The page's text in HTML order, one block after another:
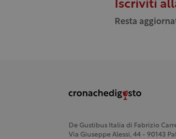
Iscriviti
Resta
De Gustibus Italia di Fabrizio
Via Giuseppe Alessi, 44 - 90143